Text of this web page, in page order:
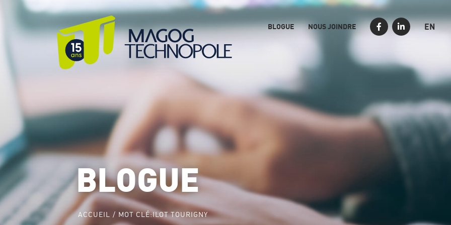
BLOGUE NOUS JOINDRE EN
BLOGUE
ACCUEIL MOT CLÉ:ILOT TOURIGNY